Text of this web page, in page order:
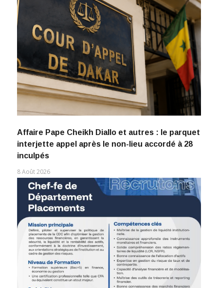
Affaire Pape Cheikh Diallo et autres : le parquet
interjette appel après le non-lieu accordé à 28
inculpés
8 Août 2026